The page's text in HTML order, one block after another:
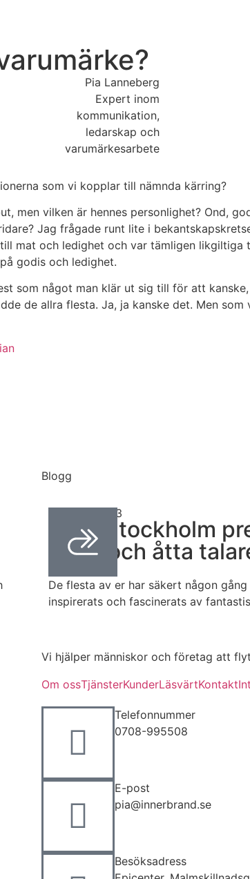
Pia Lanneberg
Expert inom
kommunikation,
ledarskap och
varumärkesarbete
som vi kopplar till nämnda kärring?
men vilken är hennes personlighet? Ond,
Jag frågade runt lite i
mat och ledighet och var tämligen likgiltiga
godis och ledighet.
som något man klär ut sig till för att
de allra flesta. Ja, ja kanske det. Men
Blogg
mars 31, 2023
TEDxStockholm
idéer och åtta
De flesta av er har säkert någon
inspirerats och fascinerats av
Vi hjälper människor och företag att
Om ossTjänsterKunderLäsvärtKontakt
Telefonnummer
0708-995508
E-post
pia@innerbrand.se
Besöksadress